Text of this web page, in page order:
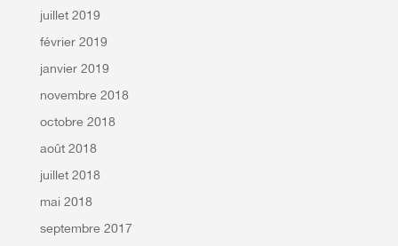
juillet 2019
février 2019
janvier 2019
novembre 2018
octobre 2018
août 2018
juillet 2018
mai 2018
septembre 2017